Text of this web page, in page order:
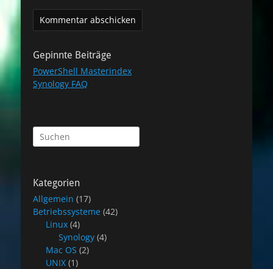
Gepinnte Beiträge
PowerShell Masterindex
Synology FAQ
Suchen
nach:
Kategorien
Allgemein (17)
Betriebssysteme (42)
Linux (4)
Synology (4)
Mac OS (2)
UNIX (1)